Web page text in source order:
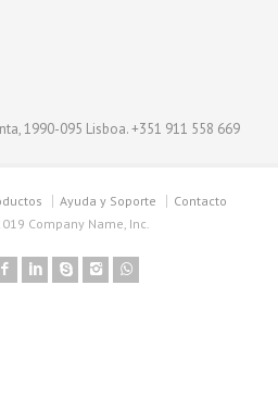
1990-095 Lisboa. +351 911 558 669
Ayuda y Soporte
Contacto
Company Name, Inc.